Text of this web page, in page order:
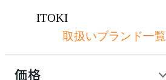
ITOKI
イトーキ
取扱いブランド一覧
価格